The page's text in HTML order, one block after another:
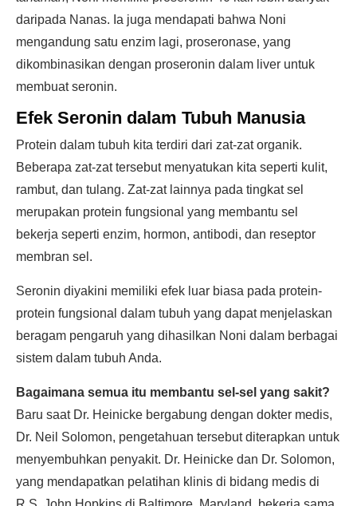
daripada Nanas. Ia juga mendapati bahwa Noni
mengandung satu enzim lagi, proseronase, yang
dikombinasikan dengan proseronin dalam liver untuk
membuat seronin.
Efek Seronin dalam Tubuh Manusia
Protein dalam tubuh kita terdiri dari zat-zat organik.
Beberapa zat-zat tersebut menyatukan kita seperti kulit,
rambut, dan tulang. Zat-zat lainnya pada tingkat sel
merupakan protein fungsional yang membantu sel
bekerja seperti enzim, hormon, antibodi, dan reseptor
membran sel.
Seronin diyakini memiliki efek luar biasa pada protein-
protein fungsional dalam tubuh yang dapat menjelaskan
beragam pengaruh yang dihasilkan Noni dalam berbagai
sistem dalam tubuh Anda.
Bagaimana semua itu membantu sel-sel yang sakit?
Baru saat Dr. Heinicke bergabung dengan dokter medis,
Dr. Neil Solomon, pengetahuan tersebut diterapkan untuk
menyembuhkan penyakit. Dr. Heinicke dan Dr. Solomon,
yang mendapatkan pelatihan klinis di bidang medis di